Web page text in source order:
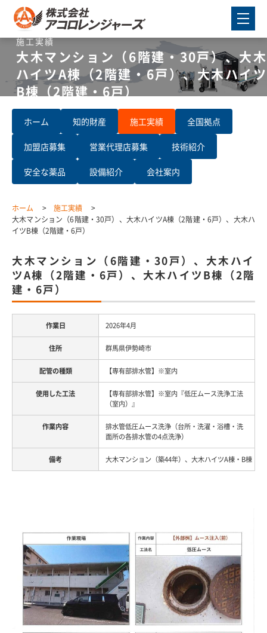
施工実績
大木マンション（6階建・30戸）、大木
ハイツA棟（2階建・6戸）、大木ハイツ
B棟（2階建・6戸）
ホーム 知的財産 施工実績 全国拠点
加盟店募集 営業代理店募集 技術紹介
安全な薬品 設備紹介 会社案内
ホーム
施工実績
大木マンション（6階建・30戸）、大木ハイツA棟（2階建・6戸）、大木ハ
イツB棟（2階建・6戸）
大木マンション（6階建・30戸）、大木ハイ
ツA棟（2階建・6戸）、大木ハイツB棟（2階
建・6戸）
2026年4月
群馬県伊勢崎市
【専有部排水管】※室内
【専有部排水管】※室内『低圧ムース洗浄工法
（室内）』
排水管低圧ムース洗浄（台所・洗濯・浴槽・洗
面所の各排水管の4点洗浄）
大木マンション（築44年）、大木ハイツA棟・B棟（